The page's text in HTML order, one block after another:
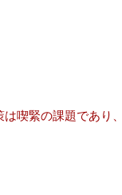
喫緊の課題であり